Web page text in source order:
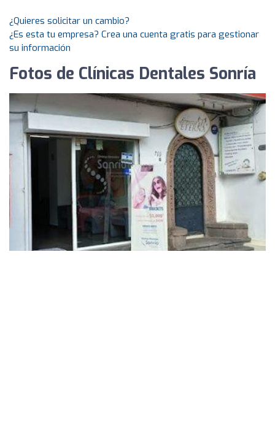
¿Quieres solicitar un cambio?
¿Es esta tu empresa? Crea una cuenta gratis para gestionar
su información
Fotos de Clínicas Dentales Sonría